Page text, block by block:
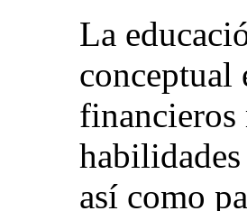
La
conceptual
así como